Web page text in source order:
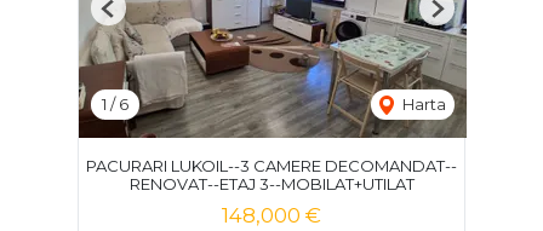
1 /6 Harta
Previous Next
PACURARI LUKOIL--3 CAMERE DECOMANDAT--
RENOVAT--ETAJ 3--MOBILAT+UTILAT
148,000 €